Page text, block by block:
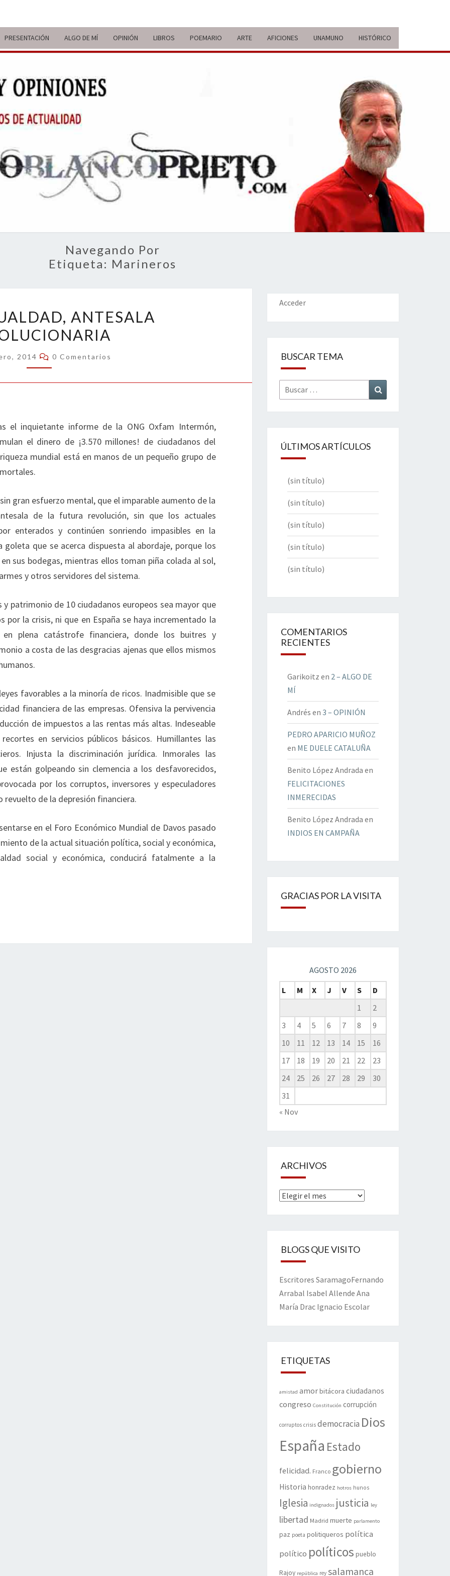
PRESENTACIÓN ALGO DE MÍ OPINIÓN LIBROS POEMARIO ARTE AFICIONES UNAMUNO HISTÓRICO
ITINERARIO
DE VIDA Y
OPINIONES
BREVE
RECORRIDO
VITAL Y
COMENTARIOS
ACTUALIDAD
Navegando Por
Etiqueta: Marineros
DESIGUALDAD,
ANTESALA
ANTESALA
2014 Comentarios
0 Comentarios
el inquietante informe de la ONG Oxfam Intermón,
el dinero de ¡3.570 millones! de ciudadanos del
mundial está en manos de un pequeño grupo de
gran esfuerzo mental, que el imparable aumento de la
de la futura revolución, sin que los actuales
enterados y continúen sonriendo impasibles en la
goleta que se acerca dispuesta al abordaje, porque los
sus bodegas, mientras ellos toman piña colada al sol,
y otros servidores del sistema.
patrimonio de 10 ciudadanos europeos sea mayor que
por la crisis, ni que en España se haya incrementado la
plena catástrofe financiera, donde los buitres y
a costa de las desgracias ajenas que ellos mismos
favorables a la minoría de ricos. Inadmisible que se
financiera de las empresas. Ofensiva la pervivencia
de impuestos a las rentas más altas. Indeseable
en servicios públicos básicos. Humillantes las
Injusta la discriminación jurídica. Inmorales las
están golpeando sin clemencia a los desfavorecidos,
por los corruptos, inversores y especuladores
revuelto de la depresión financiera.
en el Foro Económico Mundial de Davos pasado
de la actual situación política, social y económica,
social y económica, conducirá fatalmente a la
Acceder
BUSCAR TEMA
Buscar
por:
ÚLTIMOS ARTÍCULOS
(sin título)
(sin título)
(sin título)
(sin título)
(sin título)
COMENTARIOS
RECIENTES
Garikoitz en 2 – ALGO DE
MÍ
Andrés en 3 – OPINIÓN
PEDRO APARICIO MUÑOZ
en ME DUELE CATALUÑA
Benito López Andrada en
FELICITACIONES
INMERECIDAS
Benito López Andrada en
INDIOS EN CAMPAÑA
GRACIAS POR LA VISITA
AGOSTO 2026
L
M X J V S
D
1
2
3
4 5 6 7 8
9
10
11 12 13 14 15
16
17
18 19 20 21 22
23
24
25 26 27 28 29
30
31
« Nov
ARCHIVOS
Archivos
BLOGS QUE VISITO
Escritores SaramagoFernando
Arrabal Isabel Allende Ana
María Drac Ignacio Escolar
ETIQUETAS
amistad amorbitácora ciudadanos
congreso Constitución corrupción
corruptos crisis democracia Dios
España Estado
felicidad. Franco gobierno
Historia honradez hotros hunos
Iglesia indignados justicia ley
libertad Madrid muerte parlamento
paz poeta politiqueros política
político políticos pueblo
Rajoy república rey salamanca